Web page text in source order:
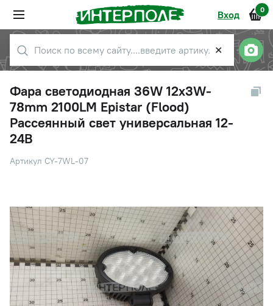
Вход 0
✕
Фара светодиодная 36W 12х3W-
78mm 2100LM Epistar (Flood)
Рассеянный свет универсальная 12-
24В
Артикул CY-7WL-07